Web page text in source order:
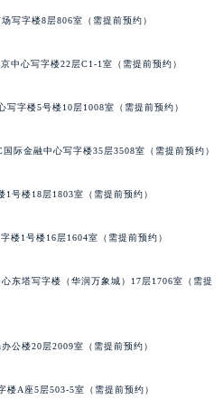
写字楼8层806室（需提前预约）
中心写字楼22层C1-1室（需提前预约）
字楼5号楼10层1008室（需提前预约）
际金融中心写字楼35层3508室（需提前预约）
号楼18层1803室（需提前预约）
楼1号楼16层1604室（需提前预约）
东塔写字楼（华润万象城）17层1706室（需提
公楼20层2009室（需提前预约）
楼A座5层503-5室（需提前预约）